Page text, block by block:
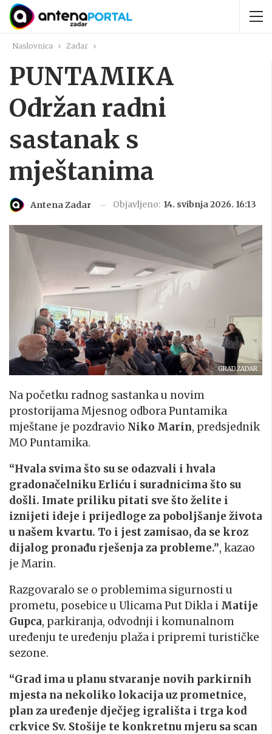
Naslovnica Zadar
PUNTAMIKA
Održan radni
sastanak s
mještanima
Antena Zadar Objavljeno: 14. svibnja 2026. 16:13
GRAD ZADAR
Na početku radnog sastanka u novim
prostorijama Mjesnog odbora Puntamika
mještane je pozdravio Niko Marin, predsjednik
MO Puntamika.
“Hvala svima što su se odazvali i hvala
gradonačelniku Erliću i suradnicima što su
došli. Imate priliku pitati sve što želite i
iznijeti ideje i prijedloge za poboljšanje života
u našem kvartu. To i jest zamisao, da se kroz
dijalog pronađu rješenja za probleme.”, kazao
je Marin.
Razgovaralo se o problemima sigurnosti u
prometu, posebice u Ulicama Put Dikla i Matije
Gupca, parkiranja, odvodnji i komunalnom
uređenju te uređenju plaža i pripremi turističke
sezone.
“Grad ima u planu stvaranje novih parkirnih
mjesta na nekoliko lokacija uz prometnice,
plan za uređenje dječjeg igrališta i trga kod
crkvice Sv. Stošije te konkretnu mjeru sa scan